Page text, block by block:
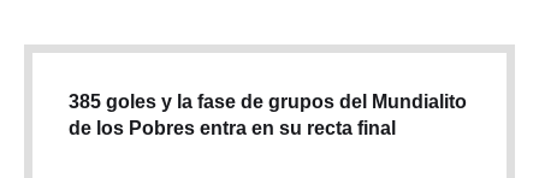
385 goles y la fase de grupos del Mundialito
de los Pobres entra en su recta final